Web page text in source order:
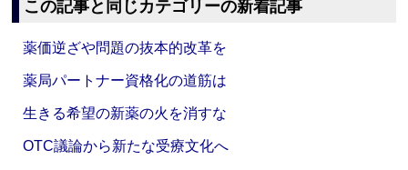
この記事と同じカテゴリーの新着記事
薬価逆ざや問題の抜本的改革を
薬局パートナー資格化の道筋は
生きる希望の新薬の火を消すな
OTC議論から新たな受療文化へ